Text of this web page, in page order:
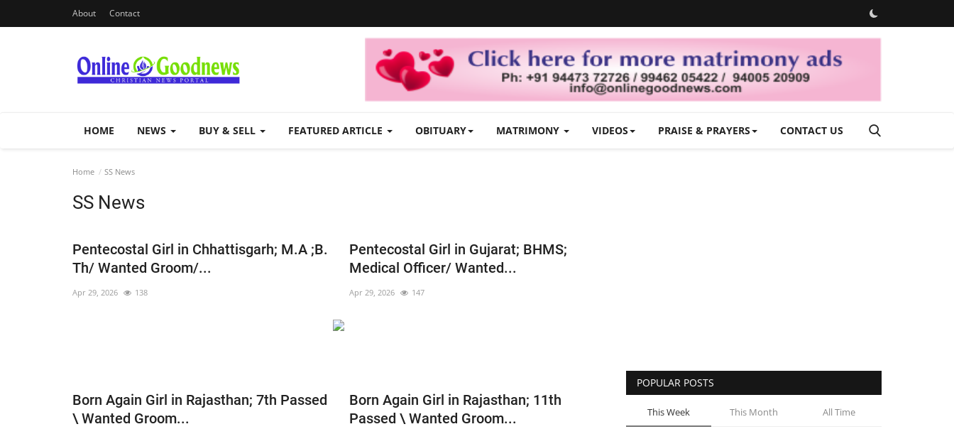
About Contact
HOME NEWS BUY & SELL FEATURED ARTICLE OBITUARY MATRIMONY VIDEOS PRAISE & PRAYERS CONTACT US
Home SS News
SS News
Pentecostal Girl in Chhattisgarh; M.A ;B.
Th/ Wanted Groom/...
Apr 29, 2026 138
Pentecostal Girl in Gujarat; BHMS;
Medical Officer/ Wanted...
Apr 29, 2026 147
Born Again Girl in Rajasthan; 7th Passed
\ Wanted Groom...
Born Again Girl in Rajasthan; 11th
Passed \ Wanted Groom...
POPULAR POSTS
This Week This Month All Time